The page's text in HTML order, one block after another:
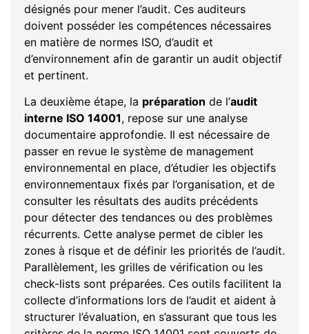
désignés pour mener l’audit. Ces auditeurs
doivent posséder les compétences nécessaires
en matière de normes ISO, d’audit et
d’environnement afin de garantir un audit objectif
et pertinent.
La deuxième étape, la préparation de l’audit
interne ISO 14001, repose sur une analyse
documentaire approfondie. Il est nécessaire de
passer en revue le système de management
environnemental en place, d’étudier les objectifs
environnementaux fixés par l’organisation, et de
consulter les résultats des audits précédents
pour détecter des tendances ou des problèmes
récurrents. Cette analyse permet de cibler les
zones à risque et de définir les priorités de l’audit.
Parallèlement, les grilles de vérification ou les
check-lists sont préparées. Ces outils facilitent la
collecte d’informations lors de l’audit et aident à
structurer l’évaluation, en s’assurant que tous les